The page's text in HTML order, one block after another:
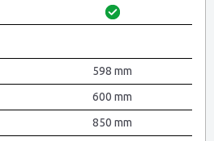
598 mm
600 mm
850 mm